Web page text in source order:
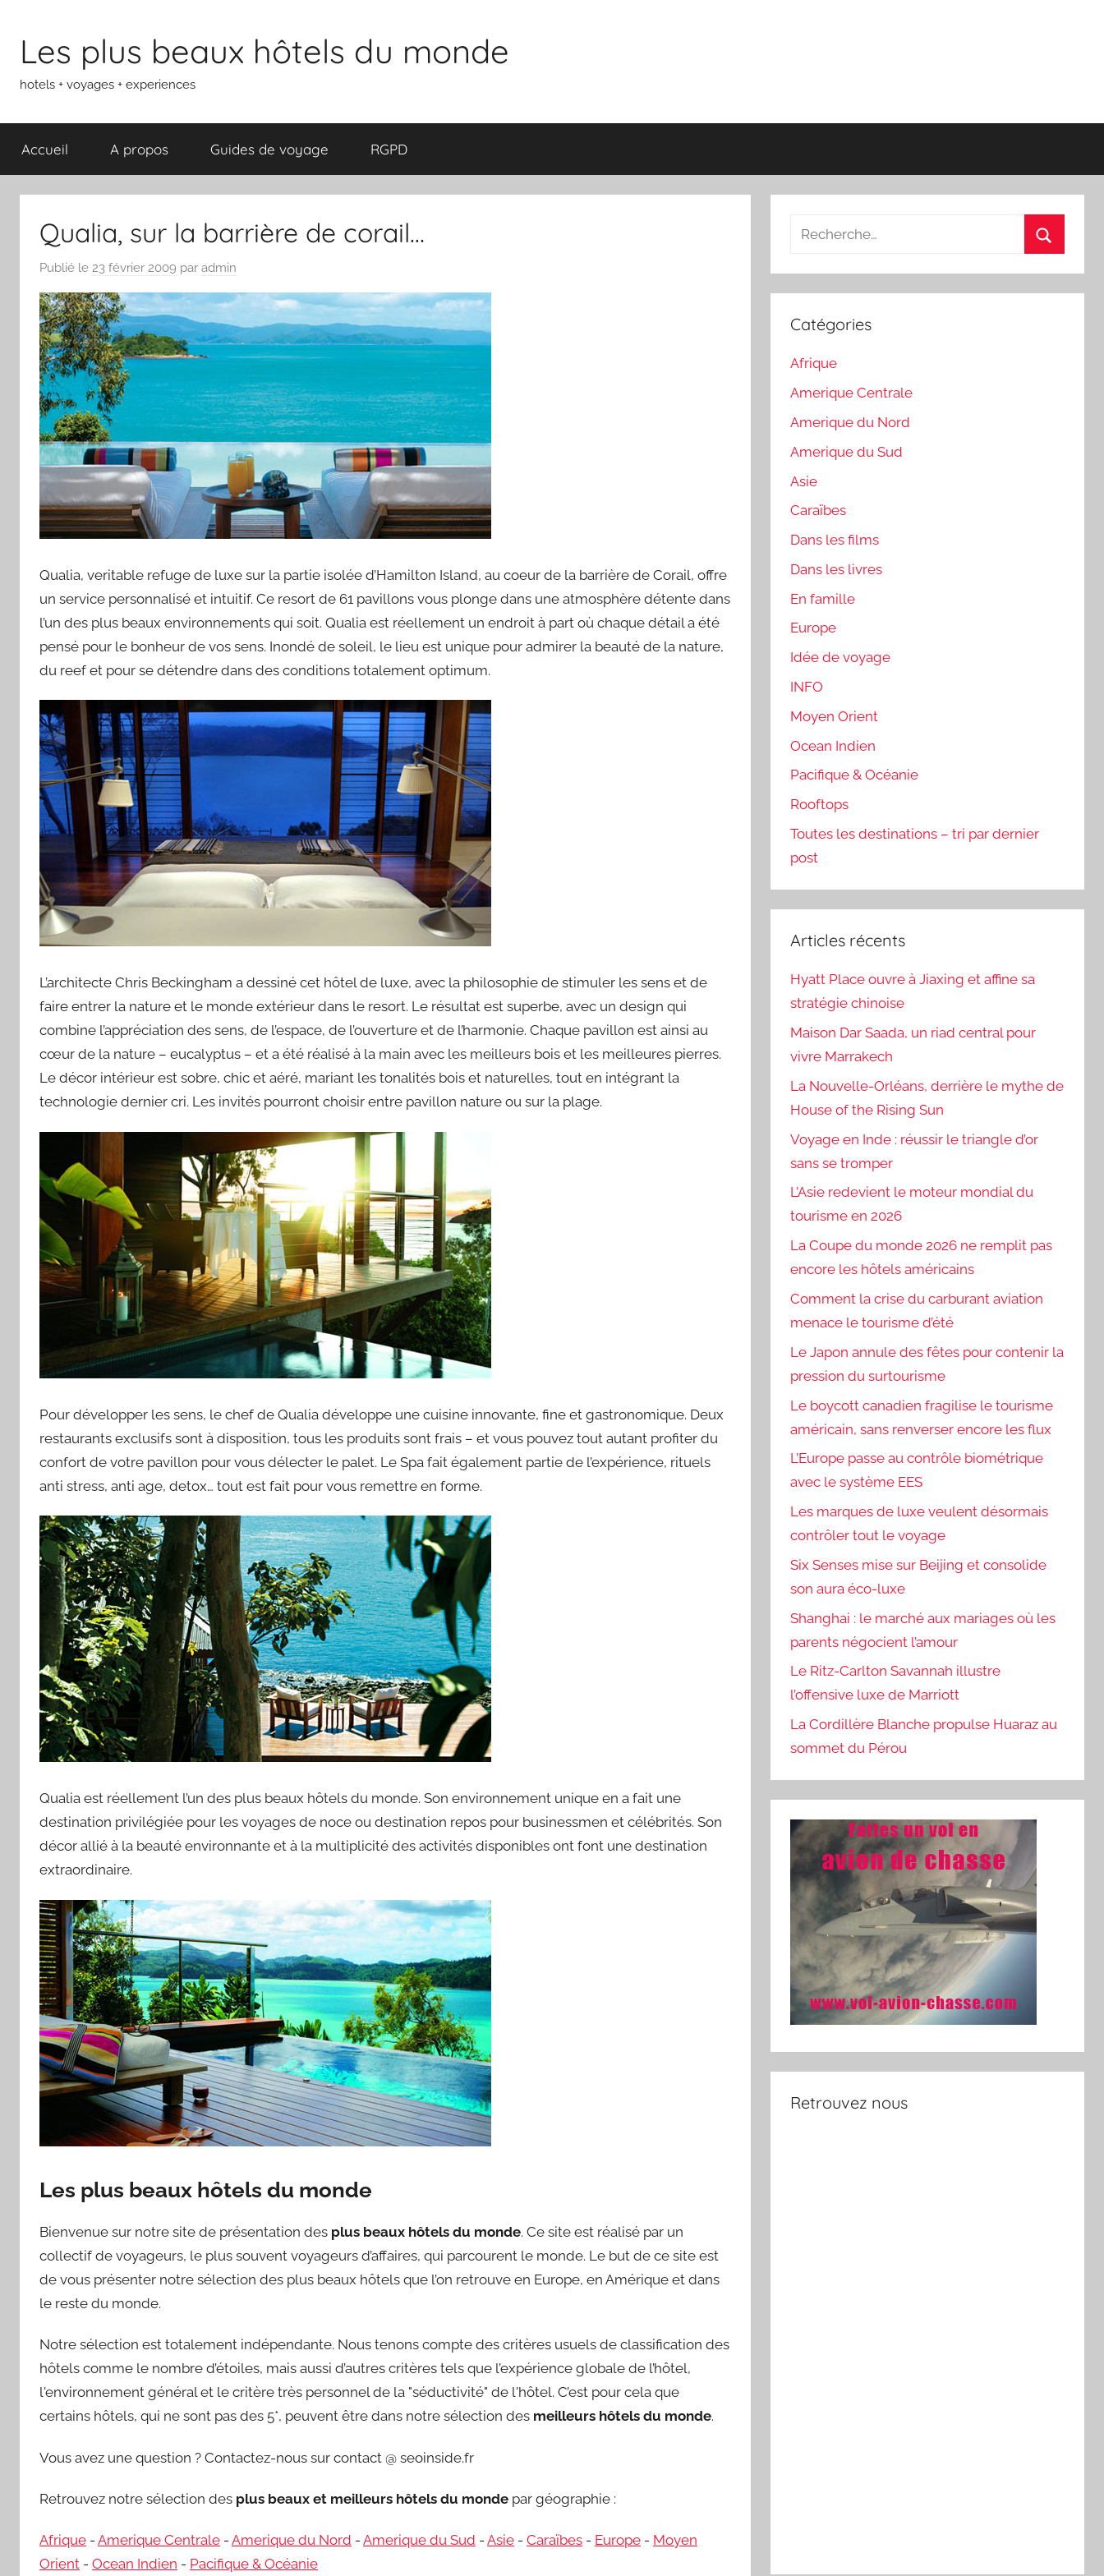
contenu
Les plus beaux hôtels du monde
hotels + voyages + experiences
Accueil A propos Guides de voyage RGPD
Qualia, sur la barrière de corail…
Publié le 23 février 2009 par admin
Qualia, veritable refuge de luxe sur la partie isolée d’Hamilton Island, au coeur de la barrière de Corail, offre
un service personnalisé et intuitif. Ce resort de 61 pavillons vous plonge dans une atmosphère détente dans
l’un des plus beaux environnements qui soit. Qualia est réellement un endroit à part où chaque détail a été
pensé pour le bonheur de vos sens. Inondé de soleil, le lieu est unique pour admirer la beauté de la nature,
du reef et pour se détendre dans des conditions totalement optimum.
L’architecte Chris Beckingham a dessiné cet hôtel de luxe, avec la philosophie de stimuler les sens et de
faire entrer la nature et le monde extérieur dans le resort. Le résultat est superbe, avec un design qui
combine l’appréciation des sens, de l’espace, de l’ouverture et de l’harmonie. Chaque pavillon est ainsi au
cœur de la nature – eucalyptus – et a été réalisé à la main avec les meilleurs bois et les meilleures pierres.
Le décor intérieur est sobre, chic et aéré, mariant les tonalités bois et naturelles, tout en intégrant la
technologie dernier cri. Les invités pourront choisir entre pavillon nature ou sur la plage.
Pour développer les sens, le chef de Qualia développe une cuisine innovante, fine et gastronomique. Deux
restaurants exclusifs sont à disposition, tous les produits sont frais – et vous pouvez tout autant profiter du
confort de votre pavillon pour vous délecter le palet. Le Spa fait également partie de l’expérience, rituels
anti stress, anti age, detox… tout est fait pour vous remettre en forme.
Qualia est réellement l’un des plus beaux hôtels du monde. Son environnement unique en a fait une
destination privilégiée pour les voyages de noce ou destination repos pour businessmen et célébrités. Son
décor allié à la beauté environnante et à la multiplicité des activités disponibles ont font une destination
extraordinaire.
Les plus beaux hôtels du monde
Bienvenue sur notre site de présentation des plus beaux hôtels du monde. Ce site est réalisé par un
collectif de voyageurs, le plus souvent voyageurs d’affaires, qui parcourent le monde. Le but de ce site est
de vous présenter notre sélection des plus beaux hôtels que l’on retrouve en Europe, en Amérique et dans
le reste du monde.
Notre sélection est totalement indépendante. Nous tenons compte des critères usuels de classification des
hôtels comme le nombre d’étoiles, mais aussi d’autres critères tels que l’expérience globale de l’hôtel,
l'environnement général et le critère très personnel de la "séductivité" de l'hôtel. C’est pour cela que
certains hôtels, qui ne sont pas des 5*, peuvent être dans notre sélection des meilleurs hôtels du monde.
Vous avez une question ? Contactez-nous sur contact @ seoinside.fr
Retrouvez notre sélection des plus beaux et meilleurs hôtels du monde par géographie :
Afrique - Amerique Centrale - Amerique du Nord - Amerique du Sud - Asie - Caraïbes - Europe - Moyen
Orient - Ocean Indien - Pacifique & Océanie
Recherche
:
Catégories
Afrique
Amerique Centrale
Amerique du Nord
Amerique du Sud
Asie
Caraïbes
Dans les films
Dans les livres
En famille
Europe
Idée de voyage
INFO
Moyen Orient
Ocean Indien
Pacifique & Océanie
Rooftops
Toutes les destinations – tri par dernier
post
Articles récents
Hyatt Place ouvre à Jiaxing et affine sa
stratégie chinoise
Maison Dar Saada, un riad central pour
vivre Marrakech
La Nouvelle-Orléans, derrière le mythe de
House of the Rising Sun
Voyage en Inde : réussir le triangle d’or
sans se tromper
L’Asie redevient le moteur mondial du
tourisme en 2026
La Coupe du monde 2026 ne remplit pas
encore les hôtels américains
Comment la crise du carburant aviation
menace le tourisme d’été
Le Japon annule des fêtes pour contenir la
pression du surtourisme
Le boycott canadien fragilise le tourisme
américain, sans renverser encore les flux
L’Europe passe au contrôle biométrique
avec le système EES
Les marques de luxe veulent désormais
contrôler tout le voyage
Six Senses mise sur Beijing et consolide
son aura éco-luxe
Shanghai : le marché aux mariages où les
parents négocient l’amour
Le Ritz-Carlton Savannah illustre
l’offensive luxe de Marriott
La Cordillère Blanche propulse Huaraz au
sommet du Pérou
Retrouvez nous